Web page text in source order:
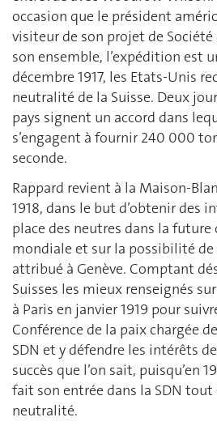
occasion que le président
visiteur de son projet de Société
son ensemble, l’expédition est
décembre 1917, les Etats-Unis
neutralité de la Suisse. Deux
pays signent un accord dans
s’engagent à fournir 240 000
seconde.
Rappard revient à la Maison-
1918, dans le but d’obtenir des
place des neutres dans la
mondiale et sur la possibilité de
attribué à Genève. Comptant
Suisses les mieux renseignés
à Paris en janvier 1919 pour
Conférence de la paix chargée
SDN et y défendre les intérêts
succès que l’on sait, puisqu’en
fait son entrée dans la SDN tout
neutralité.